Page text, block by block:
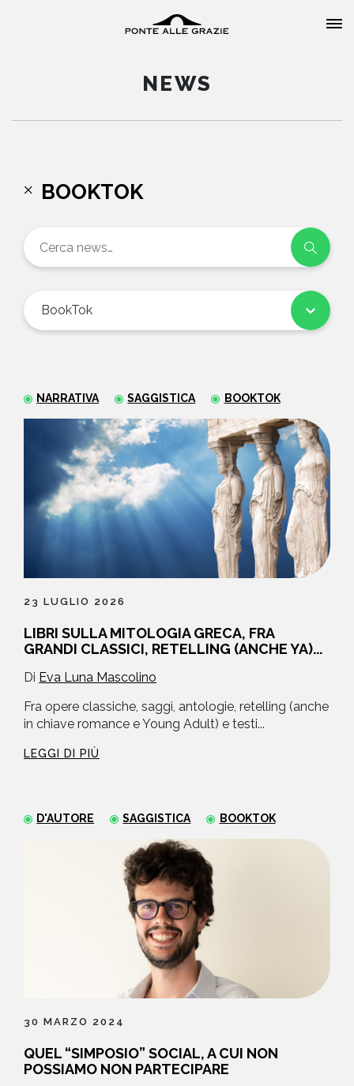
NEWS
CONTATTI
NEWS
BOOKTOK
BookTok
NARRATIVA SAGGISTICA BOOKTOK
23 LUGLIO 2026
LIBRI SULLA MITOLOGIA GRECA, FRA
GRANDI CLASSICI, RETELLING (ANCHE YA)...
Di Eva Luna Mascolino
Fra opere classiche, saggi, antologie, retelling (anche
in chiave romance e Young Adult) e testi...
LEGGI DI PIÙ
D'AUTORE SAGGISTICA BOOKTOK
30 MARZO 2024
QUEL “SIMPOSIO” SOCIAL, A CUI NON
POSSIAMO NON PARTECIPARE